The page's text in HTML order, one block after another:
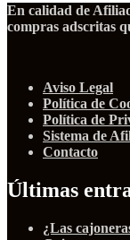
En calidad de
compras adscritas
Aviso Legal
Política de
Política de
Sistema de
Contacto
Últimas
¿Las